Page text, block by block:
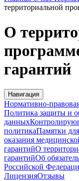
территориальной
О
гарантий
Навигация
Нормативно-
Политика защиты и
данных
политикаПамятки
оказания
гарантийО
гарантийОб
Российской
ЛицензияОтзывы